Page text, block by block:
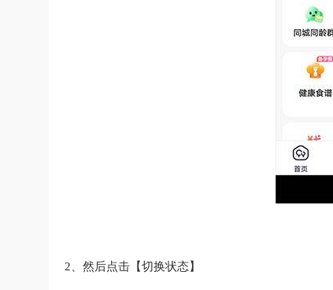
2、然后点击【切换状态】